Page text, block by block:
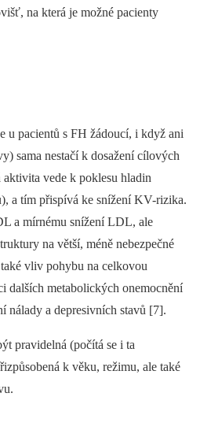
na která je možné pacienty
u pacientů s FH žádoucí, i když ani
sama nestačí k dosažení cílových
vede k poklesu hladin
a tím přispívá ke snížení KV-rizika.
a mírnému snížení LDL, ale
na větší, méně nebezpečné
vliv pohybu na celkovou
dalších metabolických onemocnění
nálady a depresivních stavů [7].
pravidelná (počítá se i ta
k věku, režimu, ale také